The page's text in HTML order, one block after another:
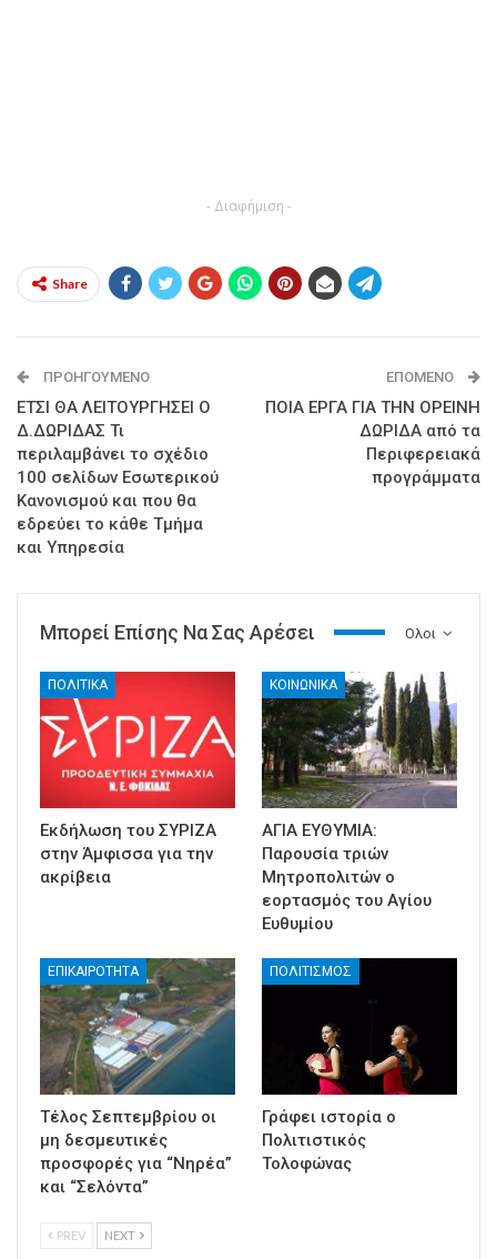
- Διαφήμιση -
Share
ΠΡΟΗΓΟΎΜΕΝΟ
ΕΤΣΙ ΘΑ ΛΕΙΤΟΥΡΓΗΣΕΙ Ο
Δ.ΔΩΡΙΔΑΣ Τι
περιλαμβάνει το σχέδιο
100 σελίδων Εσωτερικού
Κανονισμού και που θα
εδρεύει το κάθε Τμήμα
και Υπηρεσία
ΕΠΌΜΕΝΟ
ΠΟΙΑ ΕΡΓΑ ΓΙΑ ΤΗΝ ΟΡΕΙΝΗ
ΔΩΡΙΔΑ από τα
Περιφερειακά
προγράμματα
Ολοι
Μπορεί Επίσης Να Σας Αρέσει
ΠΟΛΙΤΙΚΑ
Εκδήλωση του ΣΥΡΙΖΑ
στην Άμφισσα για την
ακρίβεια
ΚΟΙΝΩΝΙΚΑ
ΑΓΙΑ ΕΥΘΥΜΙΑ:
Παρουσία τριών
Μητροπολιτών ο
εορτασμός του Αγίου
Ευθυμίου
ΕΠΙΚΑΙΡΟΤΗΤΑ
Τέλος Σεπτεμβρίου οι
μη δεσμευτικές
προσφορές για “Νηρέα”
και “Σελόντα”
ΠΟΛΙΤΙΣΜΟΣ
Γράφει ιστορία ο
Πολιτιστικός
Τολοφώνας
PREV NEXT